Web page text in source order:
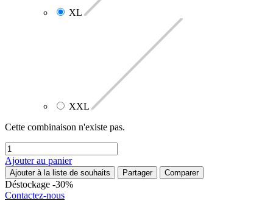
XL
XXL
Cette combinaison n'existe pas.
Ajouter au panier
Ajouter à la liste de souhaits Partager Comparer
Déstockage -30%
Contactez-nous